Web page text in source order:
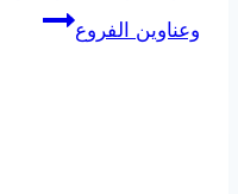
وعناوين الفروع